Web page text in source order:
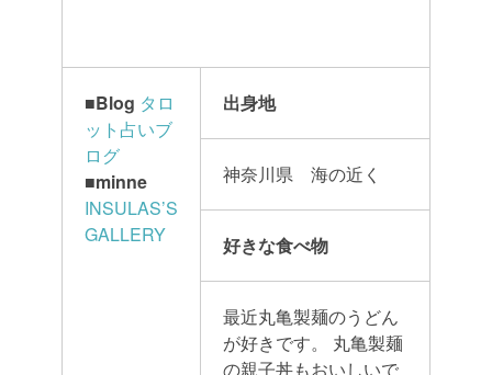
■Blog タロ
ット占いブ
ログ
■minne
INSULAS’S
GALLERY
出身地
神奈川県 海の近く
好きな食べ物
最近丸亀製麺のうどん
が好きです。
丸亀製麺
の親子丼もおいしいで